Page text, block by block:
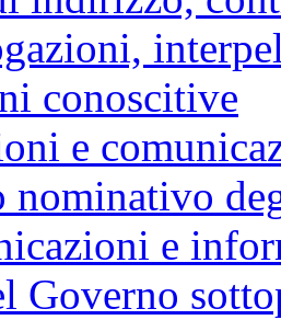
conoscitive
e
nominativo
e
Governo